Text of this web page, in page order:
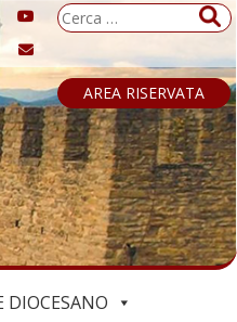
Ricerca
AREA RISERVATA
DIOCESANO